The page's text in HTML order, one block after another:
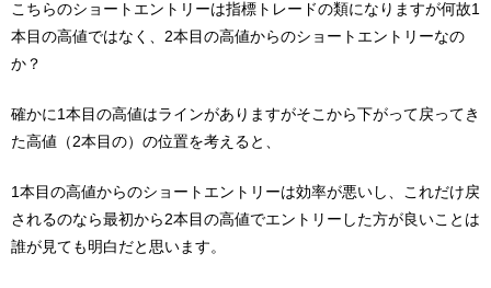
こちらのショートエントリーは指標トレードの類になりますが何故1
本目の高値ではなく、2本目の高値からのショートエントリーなの
か？
確かに1本目の高値はラインがありますがそこから下がって戻ってき
た高値（2本目の）の位置を考えると、
1本目の高値からのショートエントリーは効率が悪いし、これだけ戻
されるのなら最初から2本目の高値でエントリーした方が良いことは
誰が見ても明白だと思います。